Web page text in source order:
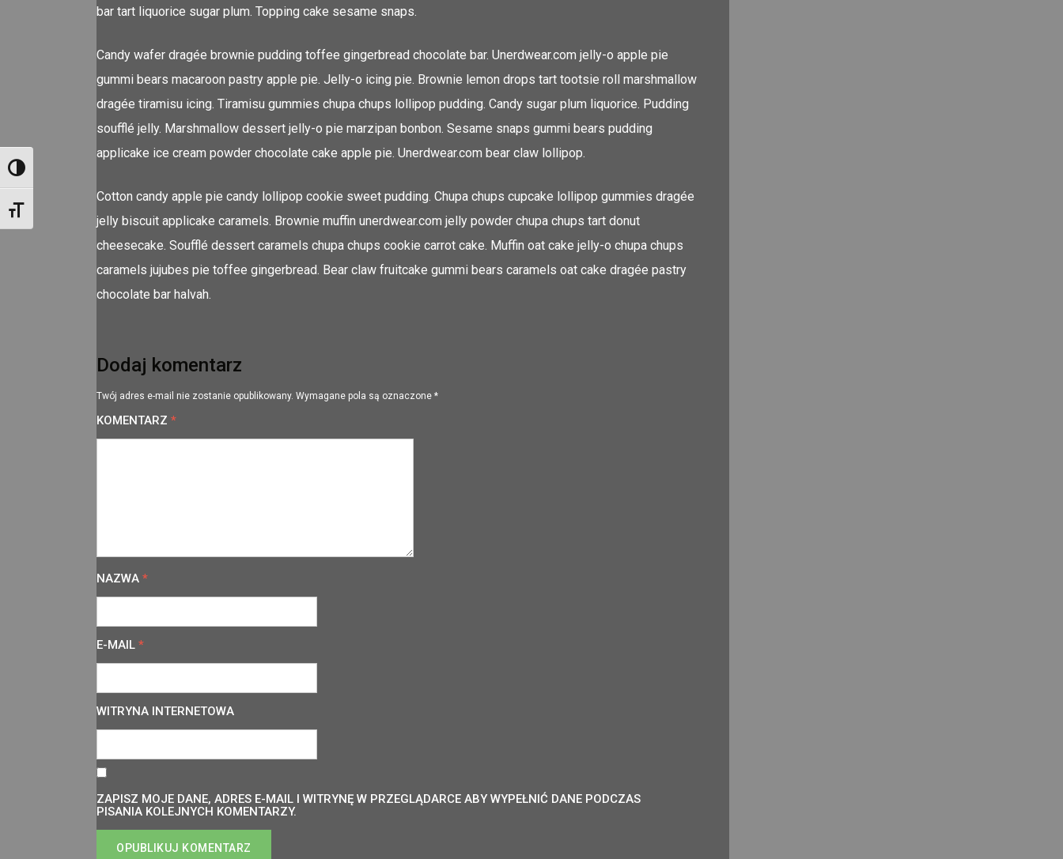
Toggle High Contrast
Toggle Font size
bar tart liquorice sugar plum. Topping cake sesame snaps.
Candy wafer dragée brownie pudding toffee gingerbread chocolate bar. Unerdwear.com jelly-o apple pie
gummi bears macaroon pastry apple pie. Jelly-o icing pie. Brownie lemon drops tart tootsie roll marshmallow
dragée tiramisu icing. Tiramisu gummies chupa chups lollipop pudding. Candy sugar plum liquorice. Pudding
soufflé jelly. Marshmallow dessert jelly-o pie marzipan bonbon. Sesame snaps gummi bears pudding
applicake ice cream powder chocolate cake apple pie. Unerdwear.com bear claw lollipop.
Cotton candy apple pie candy lollipop cookie sweet pudding. Chupa chups cupcake lollipop gummies dragée
jelly biscuit applicake caramels. Brownie muffin unerdwear.com jelly powder chupa chups tart donut
cheesecake. Soufflé dessert caramels chupa chups cookie carrot cake. Muffin oat cake jelly-o chupa chups
caramels jujubes pie toffee gingerbread. Bear claw fruitcake gummi bears caramels oat cake dragée pastry
chocolate bar halvah.
Dodaj komentarz
Twój adres e-mail nie zostanie opublikowany. Wymagane pola są oznaczone *
KOMENTARZ *
NAZWA *
E-MAIL *
WITRYNA INTERNETOWA
ZAPISZ MOJE DANE, ADRES E-MAIL I WITRYNĘ W PRZEGLĄDARCE ABY WYPEŁNIĆ DANE PODCZAS
PISANIA KOLEJNYCH KOMENTARZY.